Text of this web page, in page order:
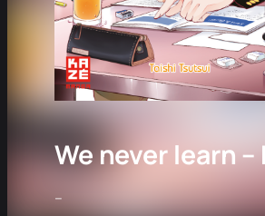
We never learn –
–